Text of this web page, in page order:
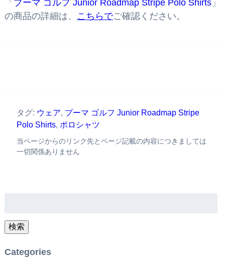
「 プーマ ゴルフ Junior Roadmap Stripe Polo Shirts」
の商品の詳細は、
こちらでご確認ください。
タグ: ウェア, プーマ ゴルフ Junior Roadmap Stripe
Polo Shirts, ポロシャツ
当ページからのリンク先とページ記載の内容につきましては
一切関係ありません
検索
Categories